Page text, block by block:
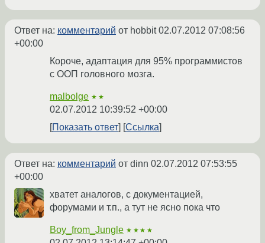
Ответ на: комментарий от hobbit02.07.2012 07:08:56
+00:00
Короче, адаптация для 95% программистов
с ООП головного мозга.
malbolge ★★
02.07.2012 10:39:52 +00:00
Показать ответ
Ссылка
Ответ на: комментарий от dinn 02.07.2012 07:53:55
+00:00
хватет аналогов, с документацией,
форумами и т.п., а тут не ясно пока что
Boy_from_Jungle ★★★★